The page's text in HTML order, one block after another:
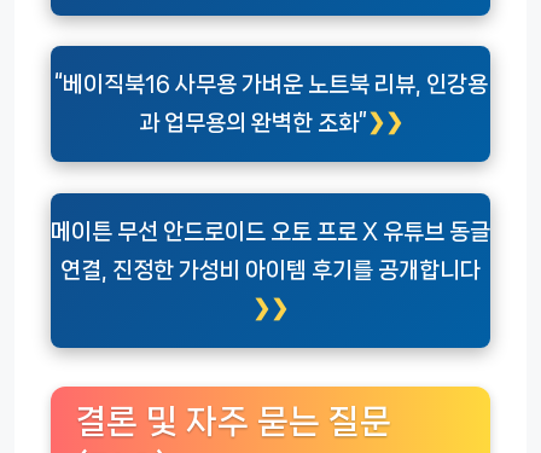
“베이직북16 사무용 가벼운 노트북 리뷰, 인강용
과 업무용의 완벽한 조화”
메이튼 무선 안드로이드 오토 프로 X 유튜브 동글
연결, 진정한 가성비 아이템 후기를 공개합니다
결론 및 자주 묻는 질문